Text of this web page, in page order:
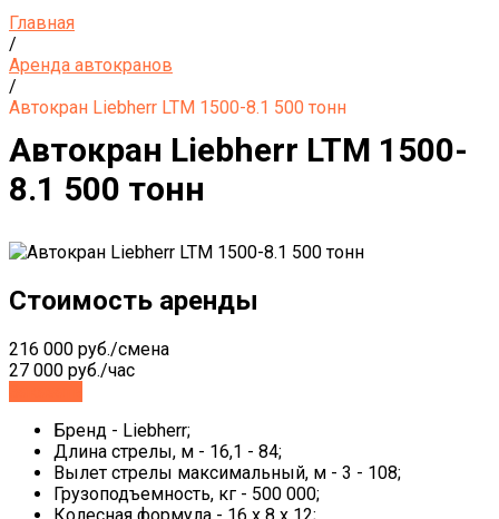
Главная
/
Аренда автокранов
/
Автокран Liebherr LTM 1500-8.1 500 тонн
Автокран Liebherr LTM 1500-
8.1 500 тонн
Стоимость аренды
216 000 руб./смена
27 000 руб./час
Бренд - Liebherr;
Длина стрелы, м - 16,1 - 84;
Вылет стрелы максимальный, м - 3 - 108;
Грузоподъемность, кг - 500 000;